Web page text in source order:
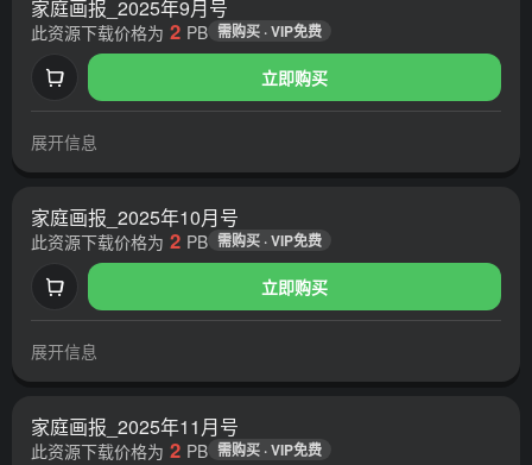
家庭画报_2025年9月号
立即购买
此资源下载价格为 2 PB 需购买 · VIP免费
展开信息
家庭画报_2025年10月号
立即购买
此资源下载价格为 2 PB 需购买 · VIP免费
展开信息
家庭画报_2025年11月号
此资源下载价格为 2 PB 需购买 · VIP免费